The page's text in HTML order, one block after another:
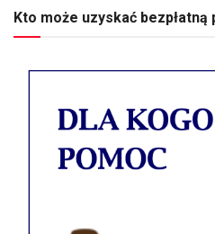
Kto może uzyskać bezpłatną